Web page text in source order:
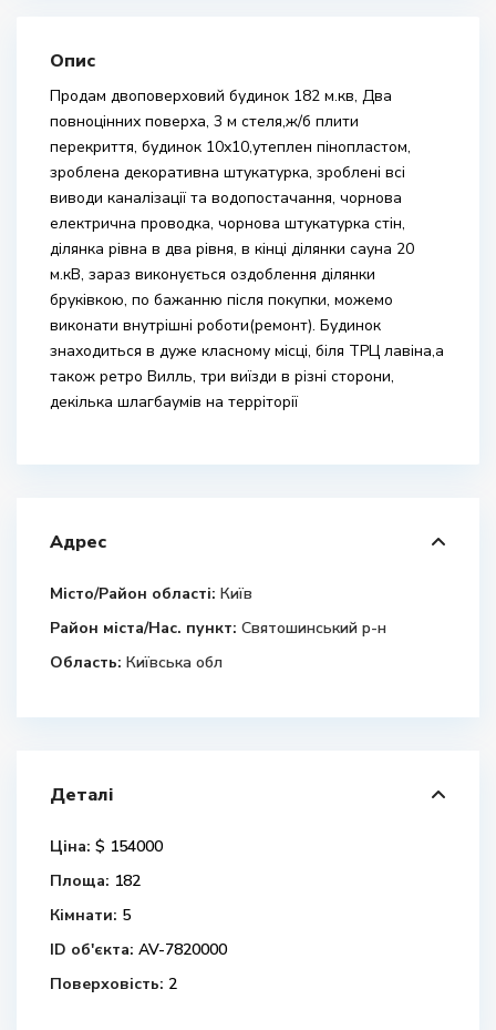
Опис
Продам двоповерховий будинок 182 м.кв, Два
повноцінних поверха, 3 м стеля,ж/б плити
перекриття, будинок 10х10,утеплен пінопластом,
зроблена декоративна штукатурка, зроблені всі
виводи каналізації та водопостачання, чорнова
електрична проводка, чорнова штукатурка стін,
ділянка рівна в два рівня, в кінці ділянки сауна 20
м.кВ, зараз виконується оздоблення ділянки
бруківкою, по бажанню після покупки, можемо
виконати внутрішні роботи(ремонт). Будинок
знаходиться в дуже класному місці, біля ТРЦ лавіна,а
також ретро Вилль, три виїзди в різні сторони,
декілька шлагбаумів на терріторії
Адрес
Місто/Район області: Київ
Район міста/Нас. пункт: Святошинський р-н
Область: Київська обл
Деталі
Ціна: $ 154000
Площа: 182
Кімнати: 5
ID об'єкта: AV-7820000
Поверховість: 2